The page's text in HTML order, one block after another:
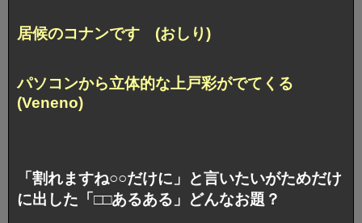
居候のコナンです (おしり)
パソコンから立体的な上戸彩がでてくる
(Veneno)
「割れますね○○だけに」と言いたいがためだけ
に出した「□□あるある」どんなお題？